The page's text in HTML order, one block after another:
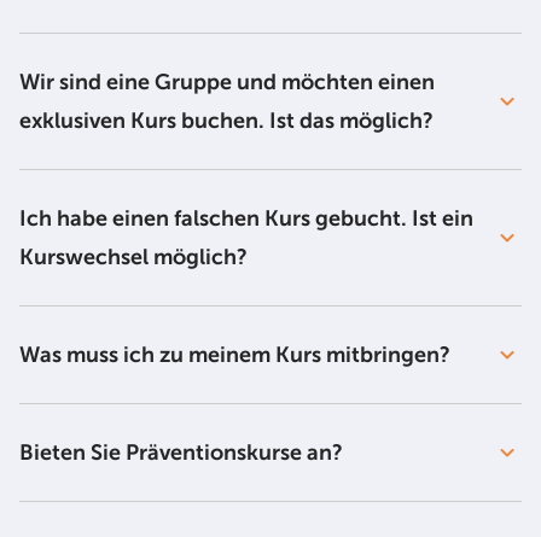
Wir sind eine Gruppe und möchten einen
exklusiven Kurs buchen. Ist das möglich?
Ich habe einen falschen Kurs gebucht. Ist ein
Kurswechsel möglich?
Was muss ich zu meinem Kurs mitbringen?
Bieten Sie Präventionskurse an?